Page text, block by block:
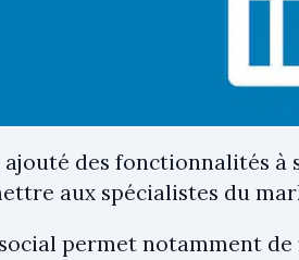
des fonctionnalités à
aux spécialistes du
permet notamment